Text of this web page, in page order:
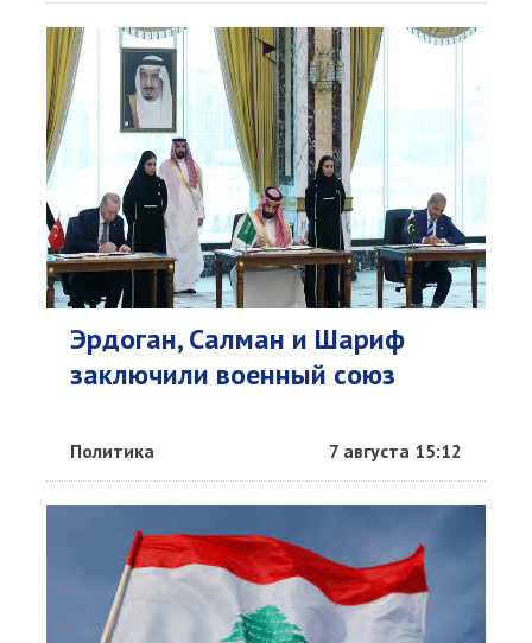
Эрдоган, Салман и Шариф
заключили военный союз
Политика 7 августа 15:12